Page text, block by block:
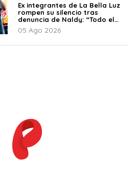
Ex integrantes de La Bella Luz
rompen su silencio tras
denuncia de Naldy: “Todo el
mundo lo sabía”
05 Ago 2026